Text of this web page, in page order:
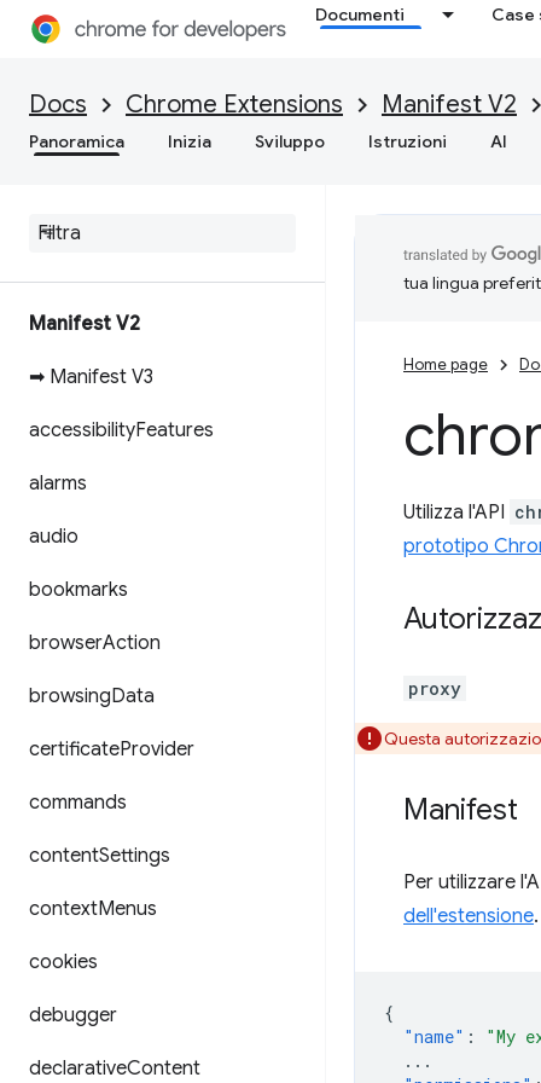
Documenti Case
Docs Chrome Extensions Manifest V2
Panoramica Inizia Sviluppo Istruzioni AI
Manifest V2
➡ Manifest V3
accessibilityFeatures
alarms
audio
bookmarks
browserAction
browsingData
certificateProvider
commands
contentSettings
contextMenus
cookies
debugger
declarativeContent
tua lingua
Home page
Utilizza l'API
prototipo
proxy
Questa
Manifest
Per utilizzare
dell'estensione
{
"name" :
"My
...